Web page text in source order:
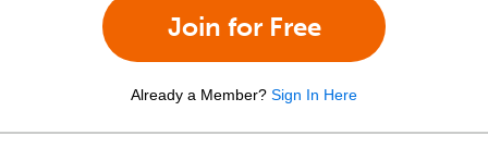
Join for Free
Already a Member? Sign In Here